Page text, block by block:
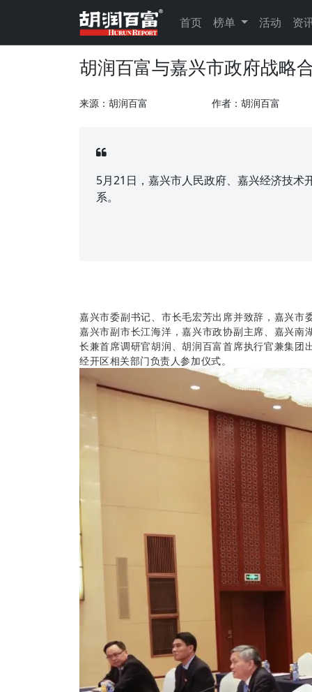
首页 榜单 活动 资
胡润百富与嘉兴市政府战略
来源：胡润百富 作者：胡润百富
5月21日，嘉兴市人民政府、嘉兴经济技
系。
嘉兴市委副书记、市长毛宏芳出席并致辞，嘉兴
嘉兴市副市长江海洋，嘉兴市政协副主席、嘉兴
长兼首席调研官胡润、胡润百富首席执行官兼集
经开区相关部门负责人参加仪式。